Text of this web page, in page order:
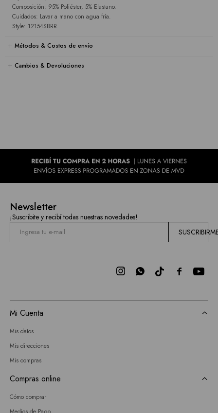
Composición: 95% Poliéster, 5% Elastano.
Cuidados: Lavar a mano con agua fría.
Style: 12154SBRR.
Métodos & Costos de envío
Cambios & Devoluciones
Newsletter
¡Suscribite y recibí todas nuestras novedades!

 
Mi Cuenta
Mis datos
Mis direcciones
Mis compras
Compras online
Cómo comprar